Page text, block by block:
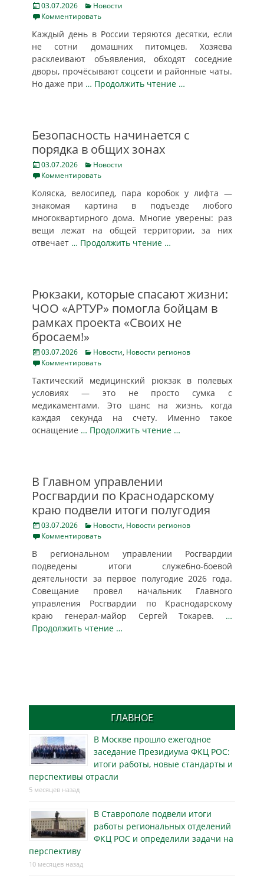
Posted
on
03.07.2026 Categories
Новости
Комментировать
Каждый день в России теряются десятки, если
не сотни домашних питомцев. Хозяева
расклеивают объявления, обходят соседние
дворы, прочёсывают соцсети и районные чаты.
Но даже при … Продолжить чтение …
Безопасность начинается с
порядка в общих зонах
Posted
on
03.07.2026 Categories
Новости
Комментировать
Коляска, велосипед, пара коробок у лифта —
знакомая картина в подъезде любого
многоквартирного дома. Многие уверены: раз
вещи лежат на общей территории, за них
отвечает … Продолжить чтение …
Рюкзаки, которые спасают жизни:
ЧОО «АРТУР» помогла бойцам в
рамках проекта «Своих не
бросаем!»
Posted
on
03.07.2026 Categories
Новости, Новости регионов
Комментировать
Тактический медицинский рюкзак в полевых
условиях — это не просто сумка с
медикаментами. Это шанс на жизнь, когда
каждая секунда на счету. Именно такое
оснащение … Продолжить чтение …
В Главном управлении
Росгвардии по Краснодарскому
краю подвели итоги полугодия
Posted
on
03.07.2026 Categories
Новости, Новости регионов
Комментировать
В региональном управлении Росгвардии
подведены итоги служебно-боевой
деятельности за первое полугодие 2026 года.
Совещание провел начальник Главного
управления Росгвардии по Краснодарскому
краю генерал-майор Сергей Токарев. …
Продолжить чтение …
ГЛАВНОЕ
В Москве прошло ежегодное
заседание Президиума ФКЦ РОС:
итоги работы, новые стандарты и
перспективы отрасли
5 месяцев назад
В Ставрополе подвели итоги
работы региональных отделений
ФКЦ РОС и определили задачи на
перспективу
10 месяцев назад